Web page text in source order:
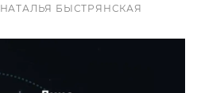
НАТАЛЬЯ БЫСТРЯНСКАЯ